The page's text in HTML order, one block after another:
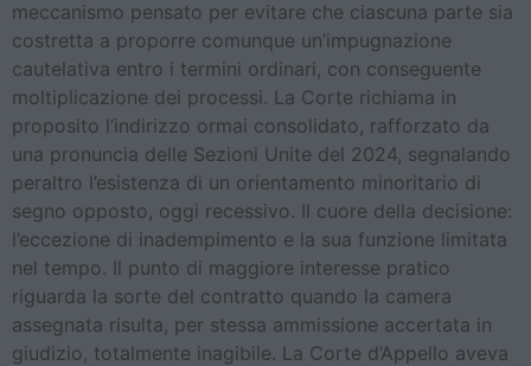
meccanismo pensato per evitare che ciascuna parte sia
costretta a proporre comunque un’impugnazione
cautelativa entro i termini ordinari, con conseguente
moltiplicazione dei processi. La Corte richiama in
proposito l’indirizzo ormai consolidato, rafforzato da
una pronuncia delle Sezioni Unite del 2024, segnalando
peraltro l’esistenza di un orientamento minoritario di
segno opposto, oggi recessivo. Il cuore della decisione:
l’eccezione di inadempimento e la sua funzione limitata
nel tempo. Il punto di maggiore interesse pratico
riguarda la sorte del contratto quando la camera
assegnata risulta, per stessa ammissione accertata in
giudizio, totalmente inagibile. La Corte d’Appello aveva